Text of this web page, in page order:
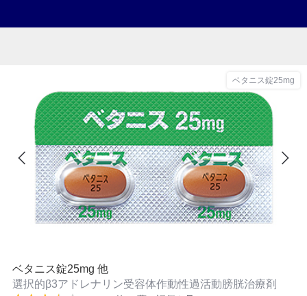
ベタニス錠25mg
ベタニス錠25mg 他
選択的β3アドレナリン受容体作動性過活動膀胱治療剤